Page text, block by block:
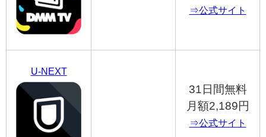
⇒公式サイト
U-NEXT
31日間無料
月額2,189円
⇒公式サイト